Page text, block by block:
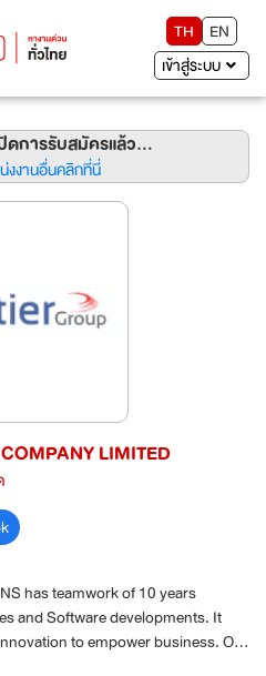
TH
EN
เข้าสู่ระบบ
ดการรับสมัครแล้ว...
งงานอื่นคลิกที่นี่
LIMITED
has teamwork of 10 years
and Software developments. It
to empower business. Our